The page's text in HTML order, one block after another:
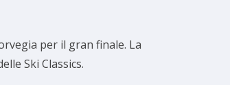
per il gran finale. La
Ski Classics.